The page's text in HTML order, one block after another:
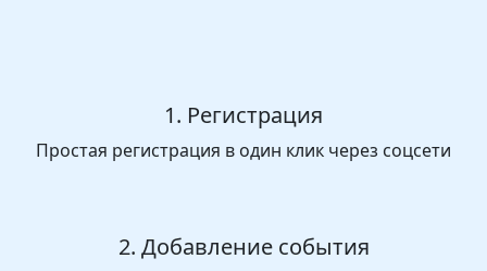
1. Регистрация
Простая регистрация в один клик через соцсети
2. Добавление события